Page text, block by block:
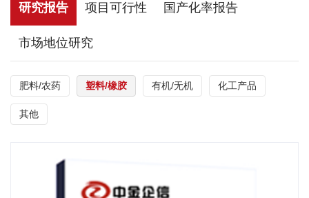
研究报告 项目可行性 国产化率报告
市场地位研究
肥料/农药 塑料/橡胶 有机/无机 化工产品
其他